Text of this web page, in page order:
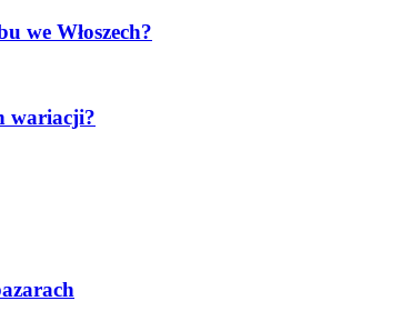
we Włoszech?
wariacji?